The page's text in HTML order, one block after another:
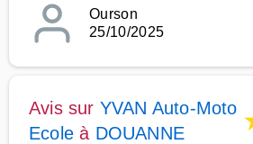
Ourson
25/10/2025
Avis sur YVAN Auto-Moto
Ecole à DOUANNE